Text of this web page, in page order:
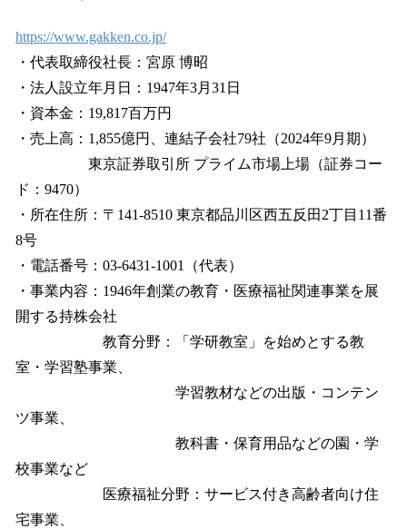
https://www.gakken.co.jp/
・代表取締役社長：宮原 博昭
・法人設立年月日：1947年3月31日
・資本金：19,817百万円
・売上高：1,855億円、連結子会社79社（2024年9月期）
東京証券取引所 プライム市場上場（証券コー
ド：9470）
・所在住所：〒141-8510 東京都品川区西五反田2丁目11番
8号
・電話番号：03-6431-1001（代表）
・事業内容：1946年創業の教育・医療福祉関連事業を展
開する持株会社
教育分野：「学研教室」を始めとする教
室・学習塾事業、
学習教材などの出版・コンテン
ツ事業、
教科書・保育用品などの園・学
校事業など
医療福祉分野：サービス付き高齢者向け住
宅事業、